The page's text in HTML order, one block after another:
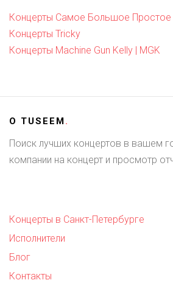
Концерты Самое Большое
Концерты Tricky
Концерты Machine Gun Kelly | MGK
О TUSEEM.
Поиск лучших концертов в вашем
компании на концерт и просмотр
Концерты в Санкт-Петербурге
Исполнители
Блог
Контакты